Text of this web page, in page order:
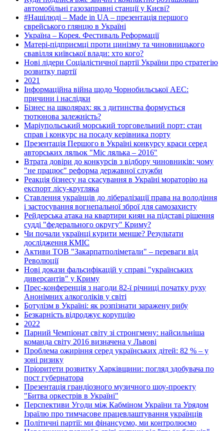
автомобільні газозаправні станції у Києві?
#Нашілюді – Made in UA – презентація першого
єврейського глянцю в Україні
Україна – Корея. Фестиваль Реформації
Матері-підприємці проти цинізму та чиновницького
свавілля київської влади: хто кого?
Нові лідери Соціалістичної партії України про стратегію
розвитку партії
2021
Інформаційна війна щодо Чорнобильської АЕС:
причини і наслідки
Бізнес на школярах: як з дитинства формується
тютюнова залежність?
Маріупольський морський торговельний порт: стан
справ і конкурс на посаду керівника порту
Презентація Першого в Україні конкурсу краси серед
авторських ляльок "Міс лялька – 2016"
Втрата довіри до конкурсів з відбору чиновників: чому
"не працює" реформа державної служби
Реакція бізнесу на скасування в Україні мораторію на
експорт лісу-кругляка
Ставлення українців до лібералізації права на володіння
і застосування вогнепальної зброї для самозахисту
Рейдерська атака на квартири киян на підставі рішення
судді "федерального округу" Криму?
Чи почали українці курити менше? Результати
дослідження КМІС
Активи ТОВ "Закарпатполіметали" – переваги від
Революції
Нові докази фальсифікацій у справі "українських
диверсантів" у Криму
Прес-конференція з нагоди 82-ї річниці початку руху
Анонімних алкоголіків у світі
Ботулізм в Україні: як розпізнати заражену рибу
Безкарність відроджує корупцію
2022
Парний Чемпіонат світу зі стронгмену: найсильніша
команда світу 2016 визначена у Львові
Проблема ожиріння серед українських дітей: 82 % – у
зоні ризику
Пріоритети розвитку Харківщини: погляд здобувача по
пост губернатора
Презентація грандіозного музичного шоу-проекту
"Битва оркестрів в Україні"
Перспективи Угоди між Кабміном України та Урядом
Ізраїлю про тимчасове працевлаштування українців
Політичні партії: ми фінансуємо, ми контролюємо